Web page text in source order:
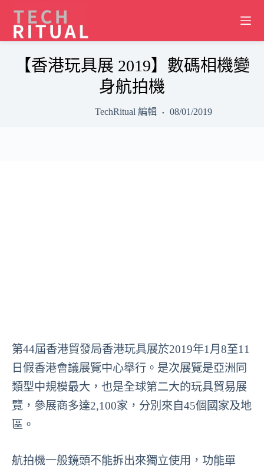
content
【香港玩具展 2019】數碼相機變
身航拍機
TechRitual 編輯 08/01/2019
第44屆香港貿發局香港玩具展於2019年1月8至11
日假香港會議展覽中心舉行。是次展覽是亞洲同
類型中規模最大，也是全球第二大的玩具貿易展
覽，參展商多達2,100家，分別來自45個國家及地
區。
航拍機一般鏡頭不能拆出來獨立使用，功能單